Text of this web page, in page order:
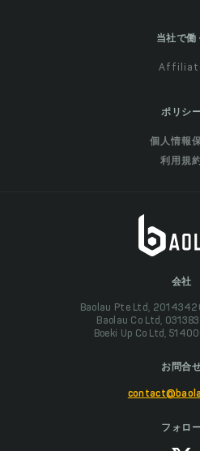
当社で働
ポリシ
個人情報
利用規
会社
Baolau Pte Ltd,
Baolau Co Ltd,
Boeki Up Co Ltd,
お問合
フォロ